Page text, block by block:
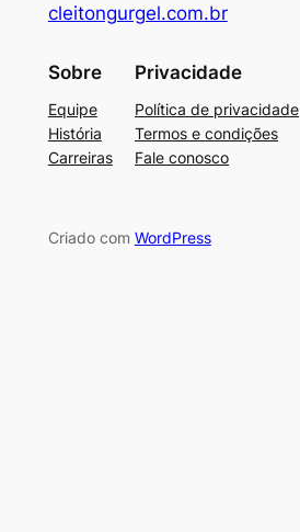
cleitongurgel.com.br
Sobre
Equipe
História
Carreiras
Privacidade
Política de privacidade
Termos e condições
Fale conosco
Criado com WordPress